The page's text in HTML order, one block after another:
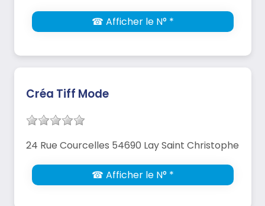
☎ Afficher le N° *
Créa Tiff Mode
24 Rue Courcelles 54690 Lay Saint Christophe
☎ Afficher le N° *